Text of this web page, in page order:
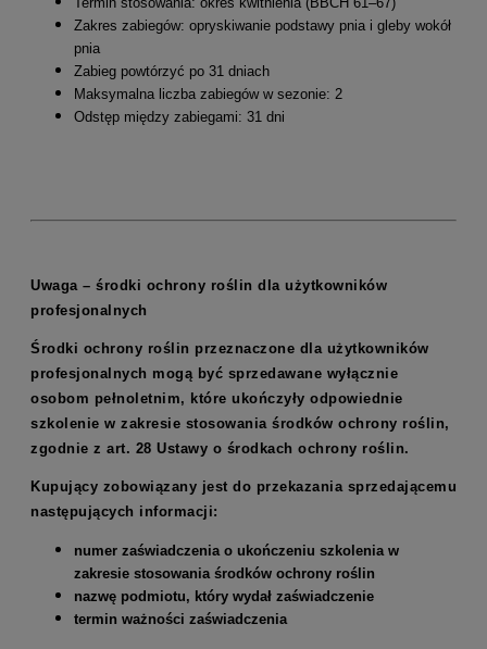
Zakres zabiegów: opryskiwanie podstawy pnia i gleby wokół
pnia
Zabieg powtórzyć po 31 dniach
Maksymalna liczba zabiegów w sezonie: 2
Odstęp między zabiegami: 31 dni
Uwaga – środki ochrony roślin dla użytkowników
profesjonalnych
Środki ochrony roślin przeznaczone dla użytkowników
profesjonalnych mogą być sprzedawane wyłącznie
osobom pełnoletnim, które ukończyły odpowiednie
szkolenie w zakresie stosowania środków ochrony roślin,
zgodnie z art. 28 Ustawy o środkach ochrony roślin.
Kupujący zobowiązany jest do przekazania sprzedającemu
następujących informacji:
numer zaświadczenia o ukończeniu szkolenia w
zakresie stosowania środków ochrony roślin
nazwę podmiotu, który wydał zaświadczenie
termin ważności zaświadczenia